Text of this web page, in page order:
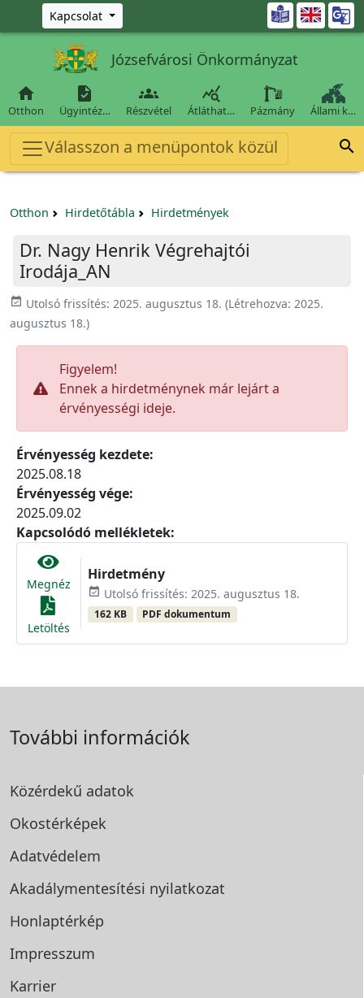
Ugrás a fő tartalomra
Kapcsolat 
Józsefvárosi Önkormányzat

Otthon

Ügyintéz…

Részvétel

Átláthat… Pázmány Állami k…
Válasszon a menüpontok közül 
Otthon Hirdetőtábla Hirdetmények
Dr. Nagy Henrik Végrehajtói
Irodája_AN
event_available Utolsó frissítés: 2025. augusztus 18. (Létrehozva: 2025.
augusztus 18.)
Figyelem!
Ennek a hirdetménynek már lejárt a
érvényességi ideje.
Érvényesség kezdete:
2025.08.18
Érvényesség vége:
2025.09.02
Kapcsolódó mellékletek:
Megnéz
Letöltés
Hirdetmény
event_available Utolsó frissítés: 2025. augusztus 18.
162 KB PDF dokumentum
További információk
Közérdekű adatok
Okostérképek
Adatvédelem
Akadálymentesítési nyilatkozat
Honlaptérkép
Impresszum
Karrier